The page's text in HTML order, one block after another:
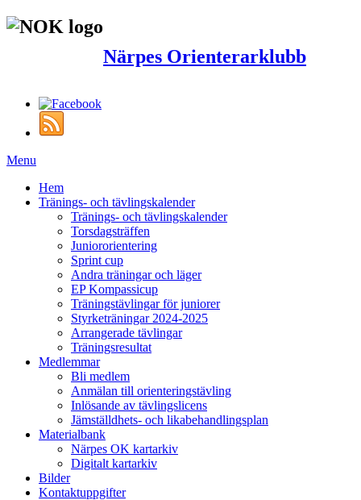
Närpes Orienterarklubb
Menu
Hem
Tränings- och tävlingskalender
Tränings- och tävlingskalender
Torsdagsträffen
Juniororientering
Sprint cup
Andra träningar och läger
EP Kompassicup
Träningstävlingar för juniorer
Styrketräningar 2024-2025
Arrangerade tävlingar
Träningsresultat
Medlemmar
Bli medlem
Anmälan till orienteringstävling
Inlösande av tävlingslicens
Jämställdhets- och likabehandlingsplan
Materialbank
Närpes OK kartarkiv
Digitalt kartarkiv
Bilder
Kontaktuppgifter